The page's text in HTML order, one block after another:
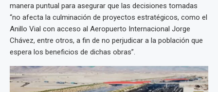
manera puntual para asegurar que las decisiones tomadas
“no afecta la culminación de proyectos estratégicos, como el
Anillo Vial con acceso al Aeropuerto Internacional Jorge
Chávez, entre otros, a fin de no perjudicar a la población que
espera los beneficios de dichas obras”.